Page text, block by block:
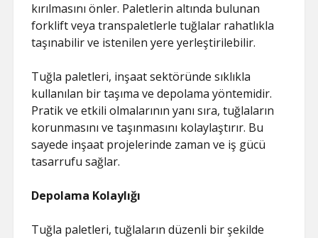
kırılmasını önler. Paletlerin altında bulunan
forklift veya transpaletlerle tuğlalar rahatlıkla
taşınabilir ve istenilen yere yerleştirilebilir.
Tuğla paletleri, inşaat sektöründe sıklıkla
kullanılan bir taşıma ve depolama yöntemidir.
Pratik ve etkili olmalarının yanı sıra, tuğlaların
korunmasını ve taşınmasını kolaylaştırır. Bu
sayede inşaat projelerinde zaman ve iş gücü
tasarrufu sağlar.
Depolama Kolaylığı
Tuğla paletleri, tuğlaların düzenli bir şekilde